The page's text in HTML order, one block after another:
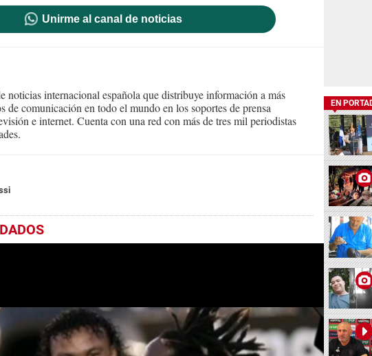
Unirme al canal de noticias
noticias internacional española que distribuye información a más
de comunicación en todo el mundo en los soportes de prensa
e internet. Cuenta con una red con más de tres mil periodistas
EN